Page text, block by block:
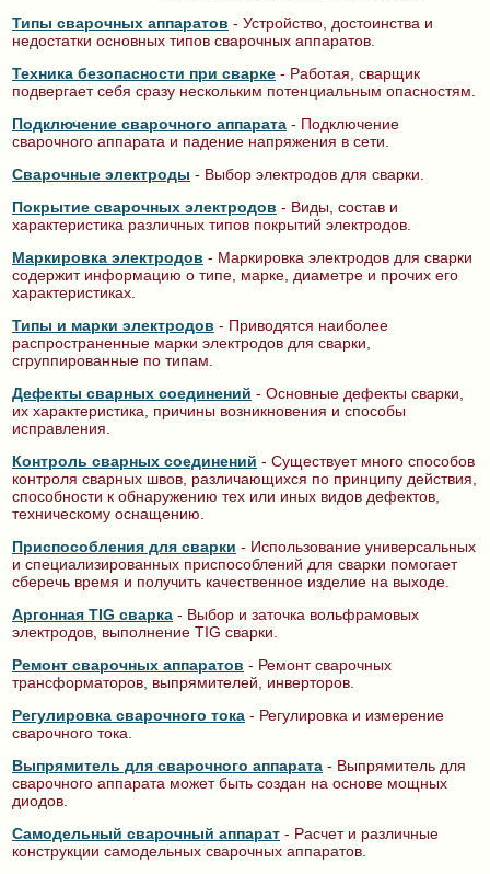
Типы сварочных аппаратов - Устройство, достоинства и
недостатки основных типов сварочных аппаратов.
Техника безопасности при сварке - Работая, сварщик
подвергает себя сразу нескольким потенциальным опасностям.
Подключение сварочного аппарата - Подключение
сварочного аппарата и падение напряжения в сети.
Сварочные электроды - Выбор электродов для сварки.
Покрытие сварочных электродов - Виды, состав и
характеристика различных типов покрытий электродов.
Маркировка электродов - Маркировка электродов для сварки
содержит информацию о типе, марке, диаметре и прочих его
характеристиках.
Типы и марки электродов - Приводятся наиболее
распространенные марки электродов для сварки,
сгруппированные по типам.
Дефекты сварных соединений - Основные дефекты сварки,
их характеристика, причины возникновения и способы
исправления.
Контроль сварных соединений - Существует много способов
контроля сварных швов, различающихся по принципу действия,
способности к обнаружению тех или иных видов дефектов,
техническому оснащению.
Приспособления для сварки - Использование универсальных
и специализированных приспособлений для сварки помогает
сберечь время и получить качественное изделие на выходе.
Аргонная TIG сварка - Выбор и заточка вольфрамовых
электродов, выполнение TIG сварки.
Ремонт сварочных аппаратов - Ремонт сварочных
трансформаторов, выпрямителей, инверторов.
Регулировка сварочного тока - Регулировка и измерение
сварочного тока.
Выпрямитель для сварочного аппарата - Выпрямитель для
сварочного аппарата может быть создан на основе мощных
диодов.
Самодельный сварочный аппарат - Расчет и различные
конструкции самодельных сварочных аппаратов.